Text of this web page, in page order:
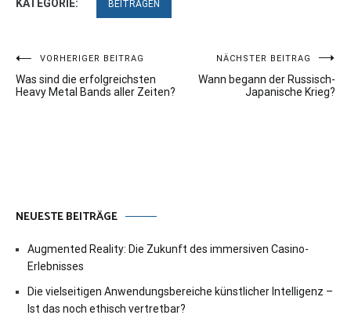
KATEGORIE: BEITRAGEN
Beitragsnavigation
VORHERIGER BEITRAG
Was sind die erfolgreichsten
Heavy Metal Bands aller Zeiten?
NÄCHSTER BEITRAG
Wann begann der Russisch-
Japanische Krieg?
NEUESTE BEITRÄGE
Augmented Reality: Die Zukunft des immersiven Casino-
Erlebnisses
Die vielseitigen Anwendungsbereiche künstlicher Intelligenz –
Ist das noch ethisch vertretbar?